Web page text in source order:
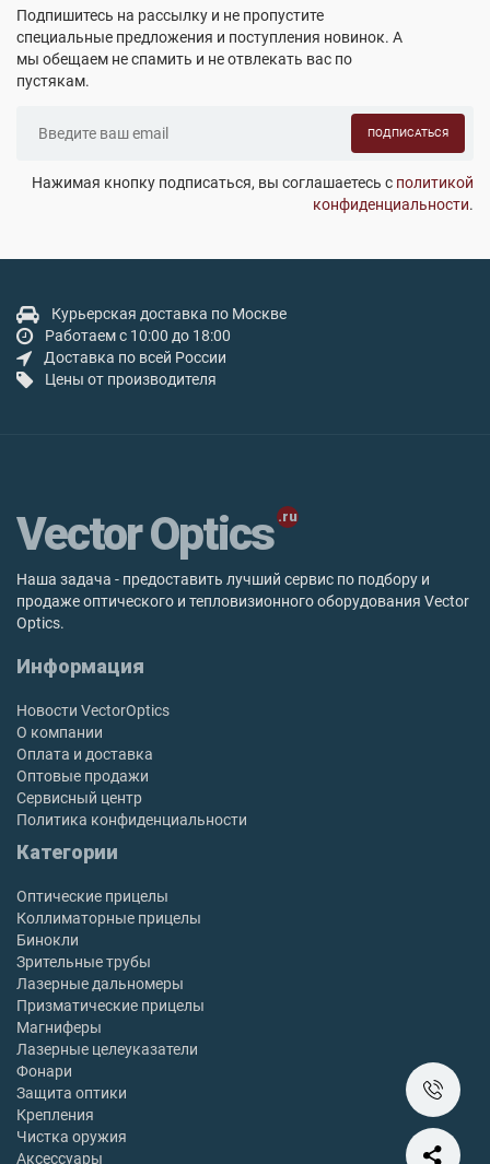
Подпишитесь на рассылку и не пропустите
специальные предложения и поступления новинок. А
мы обещаем не спамить и не отвлекать вас по
пустякам.
ПОДПИСАТЬСЯ
Нажимая кнопку подписаться, вы соглашаетесь с политикой
конфиденциальности.
Курьерская доставка по Москве
Работаем с 10:00 до 18:00
Доставка по всей России
Цены от производителя
Vector Optics
Наша задача - предоставить лучший сервис по подбору и
продаже оптического и тепловизионного оборудования Vector
Optics.
Информация
Новости VectorOptics
О компании
Оплата и доставка
Оптовые продажи
Сервисный центр
Политика конфиденциальности
Категории
Оптические прицелы
Коллиматорные прицелы
Бинокли
Зрительные трубы
Лазерные дальномеры
Призматические прицелы
Магниферы
Лазерные целеуказатели
Фонари
Защита оптики
Крепления
Чистка оружия
Аксессуары